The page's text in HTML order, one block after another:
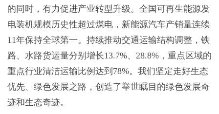
的同时，有力促进产业转型升级。全国可再生能源发
电装机规模历史性超过煤电，新能源汽车产销量连续
11年保持全球第一。持续推动交通运输结构调整，铁
路、水路货运量分别增长13.7%、28.8%，重点区域的
重点行业清洁运输比例达到78%。我们坚定走好生态
优先、绿色发展之路，创造了举世瞩目的绿色发展奇
迹和生态奇迹。